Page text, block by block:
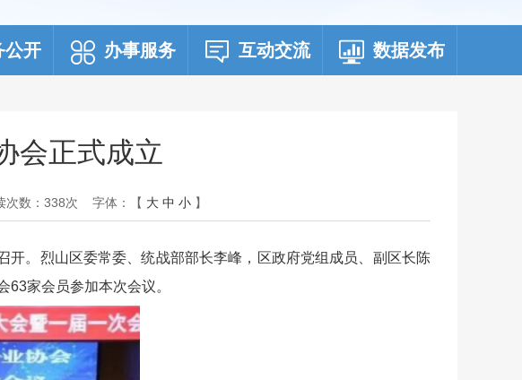
公开 办事服务 互动交流 数据发布
会正式成立
次数： 338次 字体：【 大 中 小 】
。烈山区委常委、统战部部长李峰，区政府党组成员、副区长陈
家会员参加本次会议。